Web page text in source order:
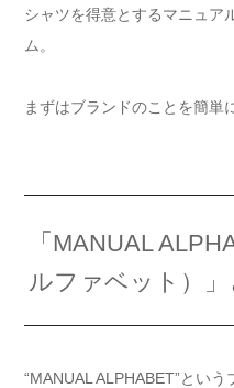
シャツを得意とするマニュア
ム。
まずはブランドのことを簡単
「MANUAL
ルファベット）」
“MANUAL ALPHABET”という